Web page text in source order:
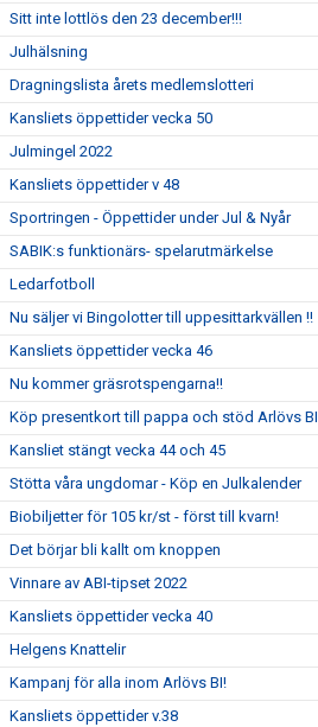
Sitt inte lottlös den 23 december!!!
Julhälsning
Dragningslista årets medlemslotteri
Kansliets öppettider vecka 50
Julmingel 2022
Kansliets öppettider v 48
Sportringen - Öppettider under Jul & Nyår
SABIK:s funktionärs- spelarutmärkelse
Ledarfotboll
Nu säljer vi Bingolotter till uppesittarkvällen !!
Kansliets öppettider vecka 46
Nu kommer gräsrotspengarna!!
Köp presentkort till pappa och stöd Arlövs BI
Kansliet stängt vecka 44 och 45
Stötta våra ungdomar - Köp en Julkalender
Biobiljetter för 105 kr/st - först till kvarn!
Det börjar bli kallt om knoppen
Vinnare av ABI-tipset 2022
Kansliets öppettider vecka 40
Helgens Knattelir
Kampanj för alla inom Arlövs BI!
Kansliets öppettider v.38